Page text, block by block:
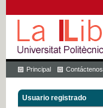
Principal Contáctenos
Usuario registrado